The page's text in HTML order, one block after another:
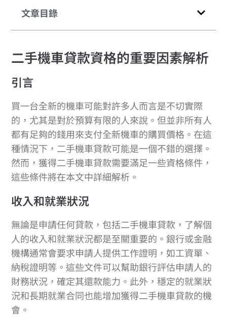
文章目錄
二手機車貸款資格的重要因素解析
引言
買一台全新的機車可能對許多人而言是不切實際
的，尤其是對於預算有限的人來說。但並非所有人
都有足夠的錢用來支付全新機車的購買價格。在這
種情況下，二手機車貸款可能是一個不錯的選擇。
然而，獲得二手機車貸款需要滿足一些資格條件，
這些條件將在本文中詳細解析。
收入和就業狀況
無論是申請任何貸款，包括二手機車貸款，了解個
人的收入和就業狀況都是至關重要的。銀行或金融
機構通常會要求申請人提供工作證明，如工資單、
納稅證明等。這些文件可以幫助銀行評估申請人的
財務狀況，確定其還款能力。此外，穩定的就業狀
況和長期就業合同也能增加獲得二手機車貸款的機
會。